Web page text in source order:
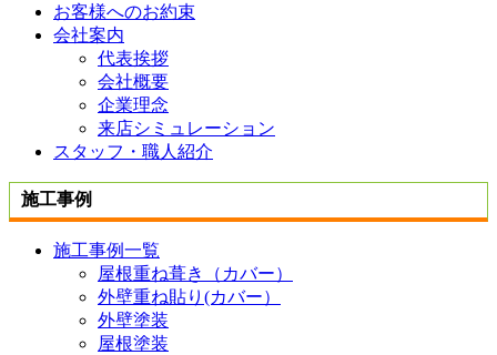
お客様へのお約束
会社案内
代表挨拶
会社概要
企業理念
来店シミュレーション
スタッフ・職人紹介
施工事例
施工事例一覧
屋根重ね葺き（カバー）
外壁重ね貼り(カバー）
外壁塗装
屋根塗装